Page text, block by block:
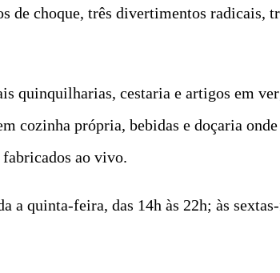
de choque, três divertimentos radicais,
quinquilharias, cestaria e artigos em
cozinha própria, bebidas e doçaria
fabricados ao vivo.
a quinta-feira, das 14h às 22h; às